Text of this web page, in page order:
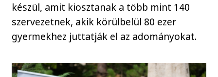
készül, amit kiosztanak a több mint 140
szervezetnek, akik körülbelül 80 ezer
gyermekhez juttatják el az adományokat.